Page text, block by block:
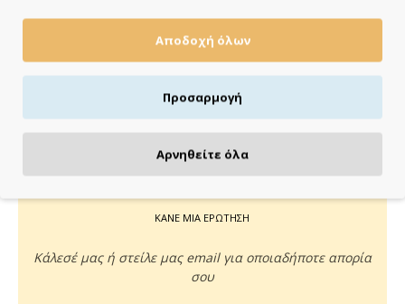
Πιστωτική/χρεωστική κάρτα, αντικαταβολή ή κατάθεση
ΚΑΝΕ ΜΙΑ ΕΡΩΤΗΣΗ
Κάλεσέ μας ή στείλε μας email για οποιαδήποτε απορία
σου
Αποδοχή όλων
Προσαρμογή
Αρνηθείτε όλα